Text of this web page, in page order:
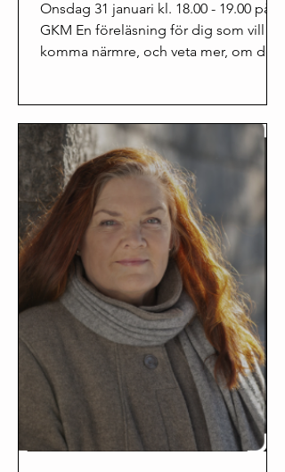
Onsdag 31 januari kl. 18.00 - 19.00 på
GKM En föreläsning för dig som vill
komma närmre, och veta mer, om de